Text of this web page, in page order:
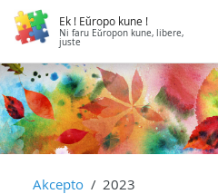
Ek ! Eŭropo kune !
Ni faru Eŭropon kune, libere,
juste
Akcepto 2023